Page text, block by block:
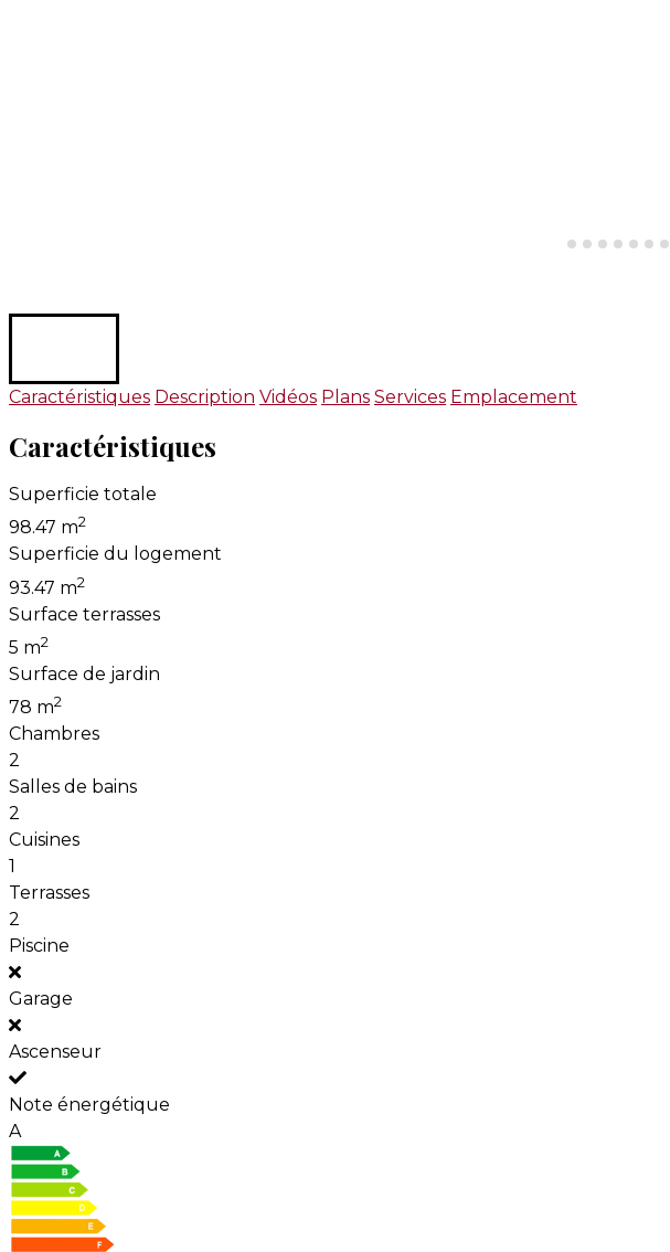
Caractéristiques Description Vidéos Plans Services Emplacement
Caractéristiques
Superficie totale
98.47 m2
Superficie du logement
93.47 m2
Surface terrasses
5 m2
Surface de jardin
78 m2
Chambres
2
Salles de bains
2
Cuisines
1
Terrasses
2
Piscine
Garage
Ascenseur
Note énergétique
A